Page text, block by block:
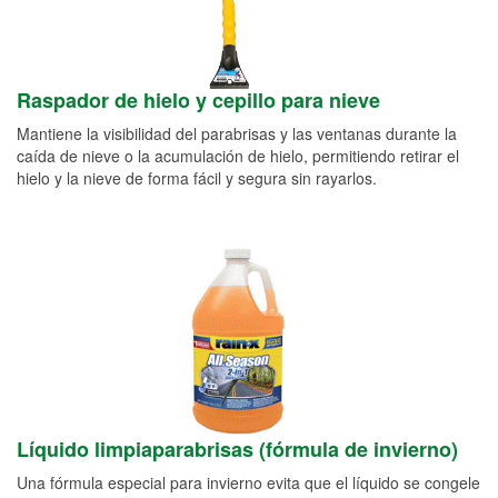
Raspador de hielo y cepillo para nieve
Mantiene la visibilidad del parabrisas y las ventanas durante la
caída de nieve o la acumulación de hielo, permitiendo retirar el
hielo y la nieve de forma fácil y segura sin rayarlos.
Líquido limpiaparabrisas (fórmula de invierno)
Una fórmula especial para invierno evita que el líquido se congele